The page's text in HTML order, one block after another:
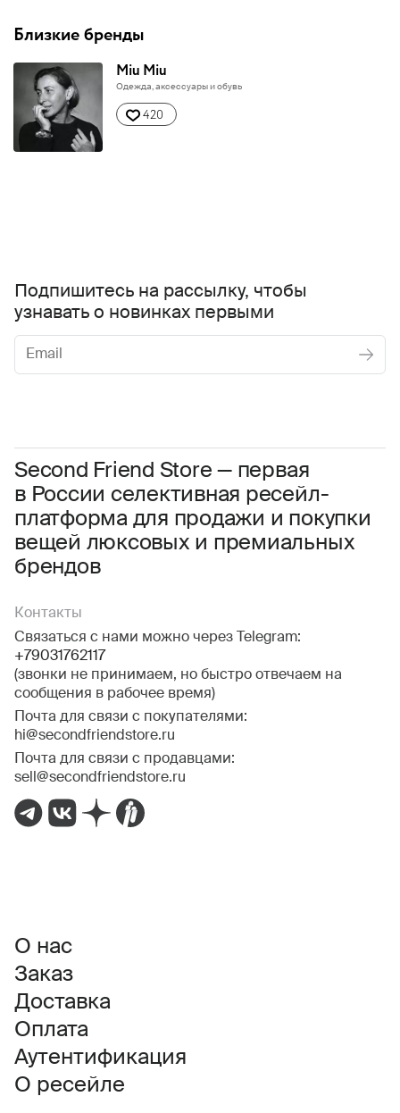
Близкие бренды
Miu Miu
Одежда, аксессуары и обувь
420
Second Friend Store — первая
в России селективная ресейл-
платформа для продажи и покупки
вещей люксовых и премиальных
брендов
Контакты
Связаться с нами можно через Telegram:
+79031762117
(звонки не принимаем, но быстро отвечаем на
сообщения в рабочее время)
Почта для связи с покупателями:
hi@secondfriendstore.ru
Почта для связи с продавцами:
sell@secondfriendstore.ru
Подпишитесь на рассылку, чтобы
узнавать о новинках первыми
Соглашаюсь с условиями Пользовательского соглашения
Даю согласие на получение рекламной информации.
О нас
Заказ
Доставка
Оплата
Аутентификация
О ресейле